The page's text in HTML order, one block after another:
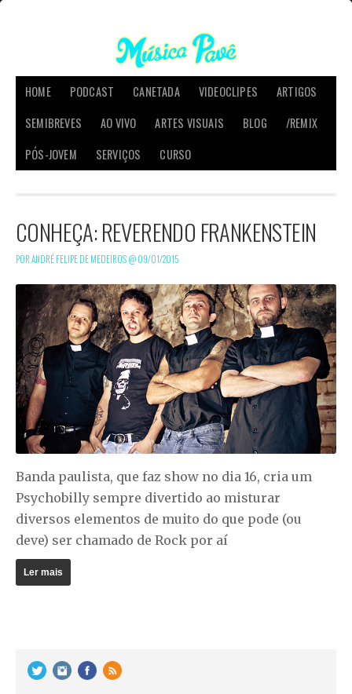
HOME PODCAST CANETADA VIDEOCLIPES
ARTIGOS
SEMIBREVES
AO VIVO ARTES VISUAIS BLOG
/REMIX
PÓS-JOVEM
SERVIÇOS CURSO
CONHEÇA: REVERENDO FRANKENSTEIN
POR ANDRÉ FELIPE DE MEDEIROS @09/01/2015
Banda paulista, que faz show no dia 16, cria um
Psychobilly sempre divertido ao misturar
diversos elementos de muito do que pode (ou
deve) ser chamado de Rock por aí
Ler mais